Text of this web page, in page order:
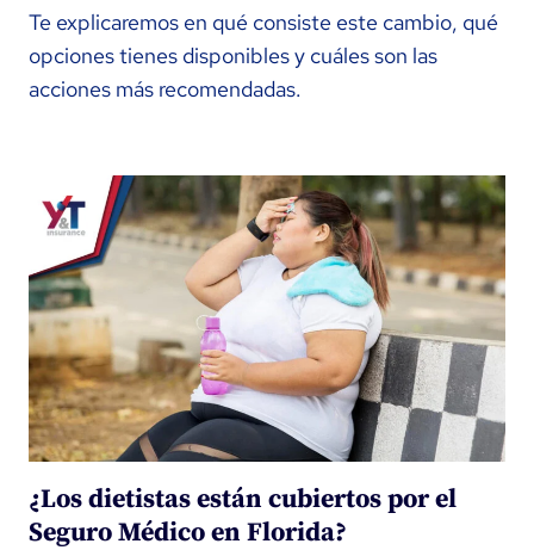
Te explicaremos en qué consiste este cambio, qué
opciones tienes disponibles y cuáles son las
acciones más recomendadas.
¿Los dietistas están cubiertos por el
Seguro Médico en Florida?